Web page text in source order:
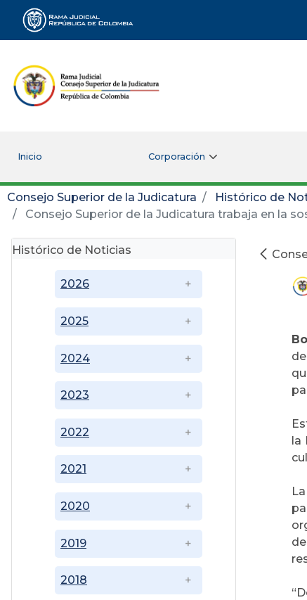
Rama Judicial
Inicio Corporación
Consejo Superior de la Judicatura
Histórico de
Consejo Superior de la Judicatura trabaja en la
Histórico de Noticias
2018
2019
2020
2021
2022
2023
2024
2025
2026
la